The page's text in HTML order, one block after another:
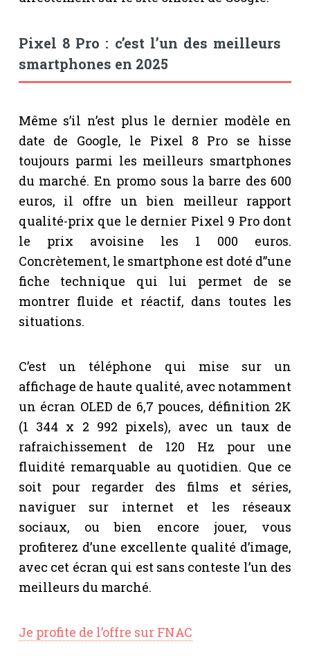
Pixel 8 Pro : c’est l’un des meilleurs
smartphones en 2025
Même s’il n’est plus le dernier modèle en
date de Google, le Pixel 8 Pro se hisse
toujours parmi les meilleurs smartphones
du marché. En promo sous la barre des 600
euros, il offre un bien meilleur rapport
qualité-prix que le dernier Pixel 9 Pro dont
le prix avoisine les 1 000 euros.
Concrètement, le smartphone est doté d”une
fiche technique qui lui permet de se
montrer fluide et réactif, dans toutes les
situations.
C’est un téléphone qui mise sur un
affichage de haute qualité, avec notamment
un écran OLED de 6,7 pouces, définition 2K
(1 344 x 2 992 pixels), avec un taux de
rafraichissement de 120 Hz pour une
fluidité remarquable au quotidien. Que ce
soit pour regarder des films et séries,
naviguer sur internet et les réseaux
sociaux, ou bien encore jouer, vous
profiterez d’une excellente qualité d’image,
avec cet écran qui est sans conteste l’un des
meilleurs du marché.
Je profite de l’offre sur FNAC